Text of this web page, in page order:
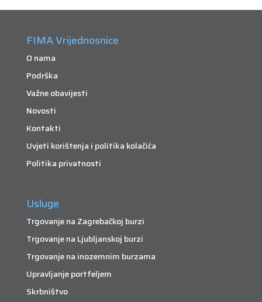
FIMA Vrijednosnice
O nama
Podrška
Važne obavijesti
Novosti
Kontakti
Uvjeti korištenja i politika kolačića
Politika privatnosti
Usluge
Trgovanje na Zagrebačkoj burzi
Trgovanje na Ljubljanskoj burzi
Trgovanje na inozemnim burzama
Upravljanje portfeljem
Skrbništvo